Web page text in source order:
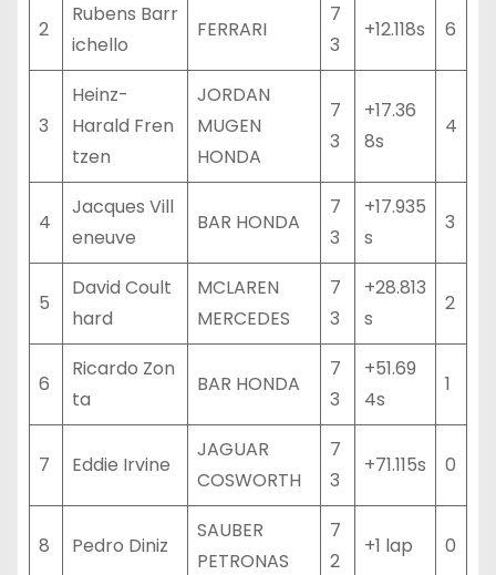
2
Rubens Barr
ichello
FERRARI
7
3
+12.118s 6
3
Heinz-
Harald Fren
tzen
JORDAN
MUGEN
HONDA
7
3
+17.36
8s
4
4
Jacques Vill
eneuve
BAR HONDA
7
3
+17.935
s
3
5
David Coult
hard
MCLAREN
MERCEDES
7
3
+28.813
s
2
6
Ricardo Zon
ta
BAR HONDA
7
3
+51.69
4s
1
7 Eddie Irvine
JAGUAR
COSWORTH
7
3
+71.115s 0
8 Pedro Diniz
SAUBER
PETRONAS
7
2
+1 lap 0